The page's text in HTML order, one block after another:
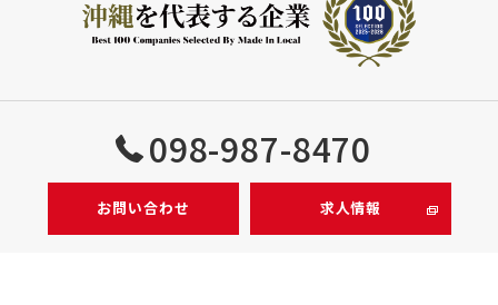
098-987-8470
お問い合わせ 求人情報